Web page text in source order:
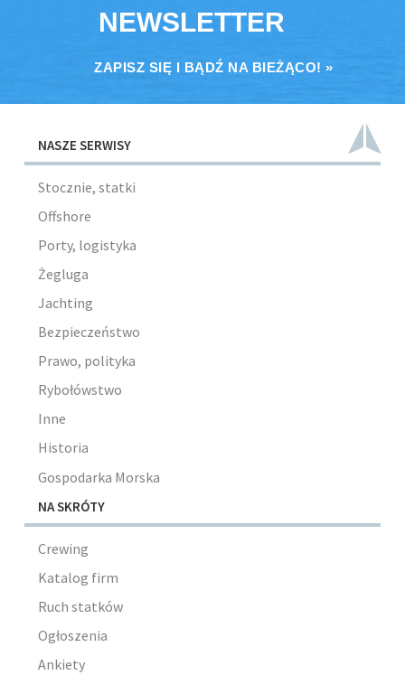
NEWSLETTER
ZAPISZ SIĘ I BĄDŹ NA BIEŻĄCO! »
NASZE SERWISY
Stocznie, statki
Offshore
Porty, logistyka
Żegluga
Jachting
Bezpieczeństwo
Prawo, polityka
Rybołówstwo
Inne
Historia
Gospodarka Morska
NA SKRÓTY
Crewing
Katalog firm
Ruch statków
Ogłoszenia
Ankiety